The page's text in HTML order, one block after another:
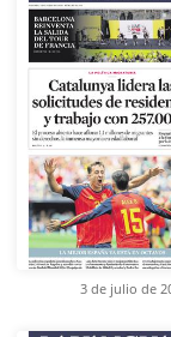
3 de julio de